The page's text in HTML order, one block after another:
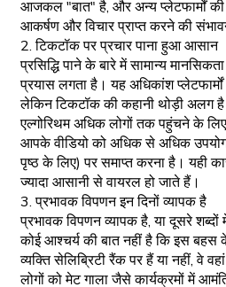
आजकल "बात" है, और अन्य प्लेटफार्मों
आकर्षण और विचार प्राप्त करने की
2. टिकटॉक पर प्रचार पाना हुआ आसान
प्रसिद्धि पाने के बारे में सामान्य
प्रयास लगता है। यह अधिकांश
लेकिन टिकटॉक की कहानी थोड़ी अलग
एल्गोरिथम अधिक लोगों तक पहुंचने के
आपके वीडियो को अधिक से अधिक
पृष्ठ के लिए) पर समाप्त करना है। यही
ज्यादा आसानी से वायरल हो जाते हैं।
3. प्रभावक विपणन इन दिनों व्यापक है
प्रभावक विपणन व्यापक है, या दूसरे शब्दों
कोई आश्चर्य की बात नहीं है कि इस बहस
व्यक्ति सेलिब्रिटी रैंक पर हैं या नहीं, वे
लोगों को मेट गाला जैसे कार्यक्रमों में